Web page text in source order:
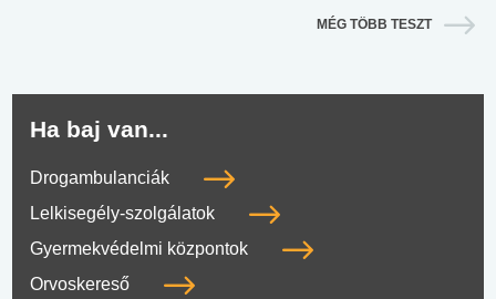
MÉG TÖBB TESZT
Ha baj van...
Drogambulanciák
Lelkisegély-szolgálatok
Gyermekvédelmi központok
Orvoskereső